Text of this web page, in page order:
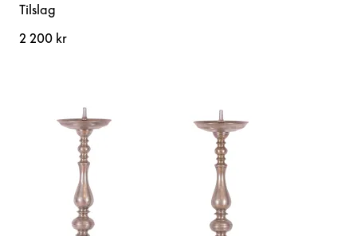
Tilslag
2 200 kr